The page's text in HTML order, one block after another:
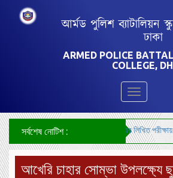
আর্মড পুলিশ ব্যাটালিয়ন
ঢাকা
ARMED POLICE
COLLEGE,
Toggle
navigation
সর্বশেষ নোটিশ :***শিক্ষক নিয়োগ-২০২৬ এর লিখিত পরীক্ষায়
আখেরি চাহার সোম্ভা উপলক্ষ্যে